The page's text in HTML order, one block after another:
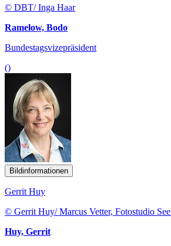
© DBT/ Inga Haar
Ramelow, Bodo
Bundestagsvizepräsident
()
Bildinformationen
Gerrit Huy
© Gerrit Huy/ Marcus Vetter, Fotostudio
Huy, Gerrit